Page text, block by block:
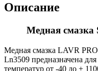
Описание
Медная
Медная смазка LAVR
Ln3509 предназначена
температур от -40 до +